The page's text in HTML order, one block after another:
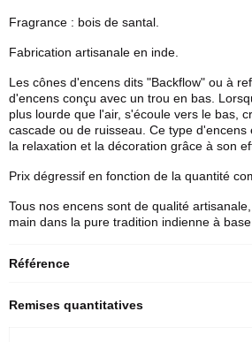
Fragrance : bois de santal.
Fabrication artisanale en inde.
Les cônes d'encens dits "Backflow" ou à
d'encens conçu avec un trou en bas.
plus lourde que l'air, s'écoule vers le bas,
cascade ou de ruisseau. Ce type d'encens
la relaxation et la décoration grâce à son
Prix dégressif en fonction de la quantité
Tous nos encens sont de qualité
main dans la pure tradition indienne à
Référence
Remises quantitatives